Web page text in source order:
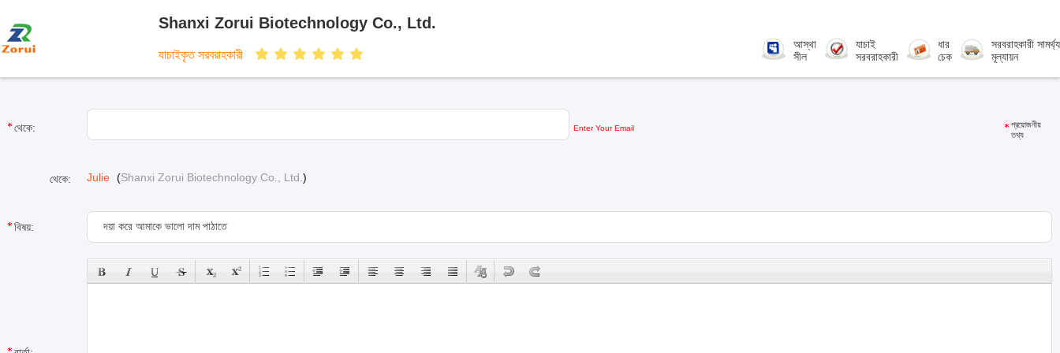
Shanxi Zorui Biotechnology Co., Ltd.
যাচাইকৃত সরবরাহকারী
আস্থা
সীল
যাচাই
সরবরাহকারী
ধার
চেক
সরবরাহকারী সামর্থ্য
মূল্যায়ন
থেকে: Enter Your Email
প্রয়োজনীয়
তথ্য
থেকে: Julie (Shanxi Zorui Biotechnology Co., Ltd. )
বিষয়: